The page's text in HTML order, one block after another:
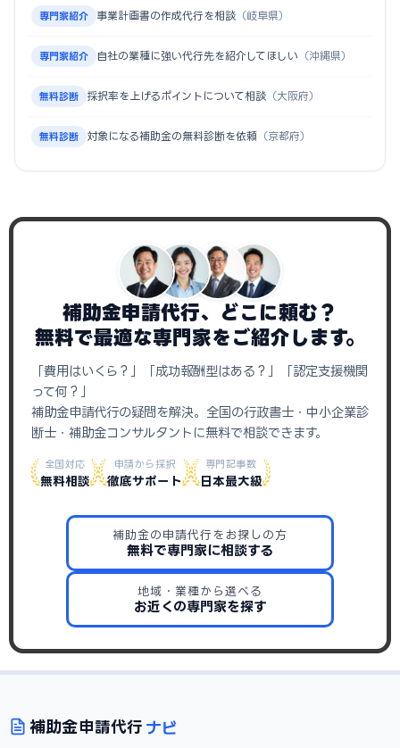
専門家紹介 事業計画書の作成代行を相談 （岐阜県）
専門家紹介 自社の業種に強い代行先を紹介してほしい （沖縄県）
無料診断 採択率を上げるポイントについて相談 （大阪府）
無料診断 対象になる補助金の無料診断を依頼 （京都府）
補助金申請代行、どこに頼む？
無料で最適な専門家をご紹介します。
「費用はいくら？」「成功報酬型はある？」「認定支援機関
って何？」
補助金申請代行の疑問を解決。全国の行政書士・中小企業診
断士・補助金コンサルタントに無料で相談できます。
全国対応
無料相談
申請から採択
徹底サポート
専門記事数
日本最大級
補助金の申請代行をお探しの方
無料で専門家に相談する
地域・業種から選べる
お近くの専門家を探す
補助金申請代行 ナビ